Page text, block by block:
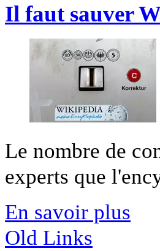
Il faut sauver
Le nombre de
experts que
En savoir plus
Old Links